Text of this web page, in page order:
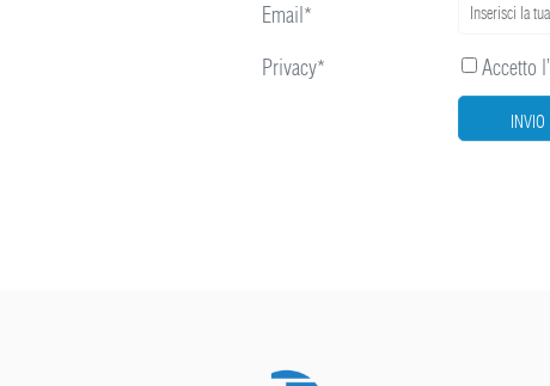
Email*
Privacy*
Accetto l’
INVIO